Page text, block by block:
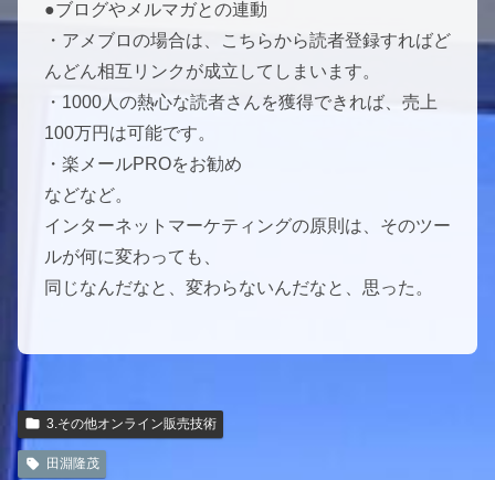
●ブログやメルマガとの連動
・アメブロの場合は、こちらから読者登録すればど
んどん相互リンクが成立してしまいます。
・1000人の熱心な読者さんを獲得できれば、売上
100万円は可能です。
・楽メールPROをお勧め
などなど。
インターネットマーケティングの原則は、そのツー
ルが何に変わっても、
同じなんだなと、変わらないんだなと、思った。
3.その他オンライン販売技術
田淵隆茂